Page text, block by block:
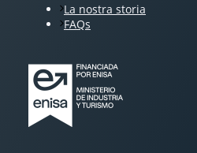
La nostra storia
FAQs